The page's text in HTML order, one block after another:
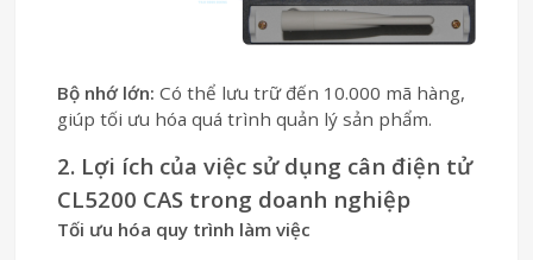
Bộ nhớ lớn: Có thể lưu trữ đến 10.000 mã hàng,
giúp tối ưu hóa quá trình quản lý sản phẩm.
2. Lợi ích của việc sử dụng cân điện tử
CL5200 CAS trong doanh nghiệp
Tối ưu hóa quy trình làm việc